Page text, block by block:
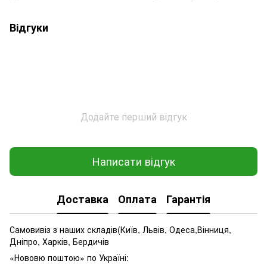
Відгуки
Додайте перший відгук
Написати відгук
Доставка Оплата Гарантія
Самовивіз з наших складів(Київ, Львів, Одеса,Вінниця,
Дніпро, Харків, Бердичів
«Нововю поштою» по Україні: